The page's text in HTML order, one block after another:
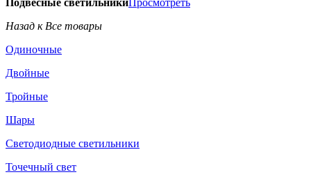
Подвесные светильникиПросмотреть
Назад к Все товары
Одиночные
Двойные
Тройные
Шары
Светодиодные светильники
Точечный свет